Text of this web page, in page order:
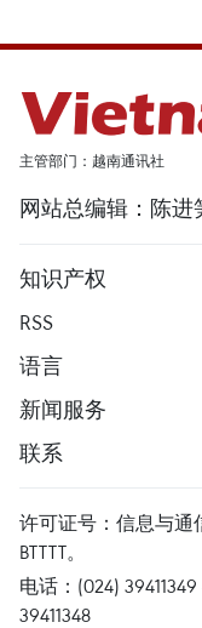
主管部门：越南通讯社
网站总编辑：陈进
知识产权
RSS
语言
新闻服务
联系
许可证号：信息与通
BTTTT。
电话：(024)
39411348